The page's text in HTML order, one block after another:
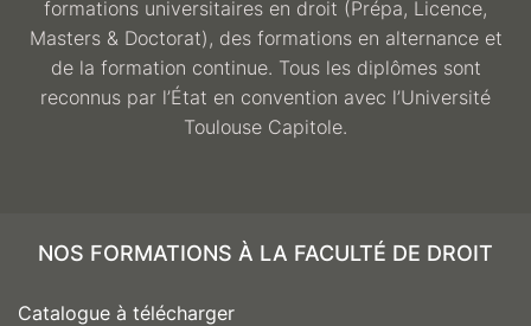
formations universitaires en droit (Prépa, Licence,
Masters & Doctorat), des formations en alternance et
de la formation continue. Tous les diplômes sont
reconnus par l’État en convention avec l’Université
Toulouse Capitole.
NOS FORMATIONS À LA FACULTÉ DE DROIT
Catalogue à télécharger